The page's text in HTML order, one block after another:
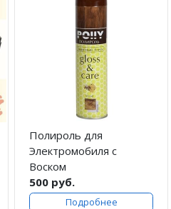
Полироль для
Электромобиля c
Воском
500 руб.
Подробнее